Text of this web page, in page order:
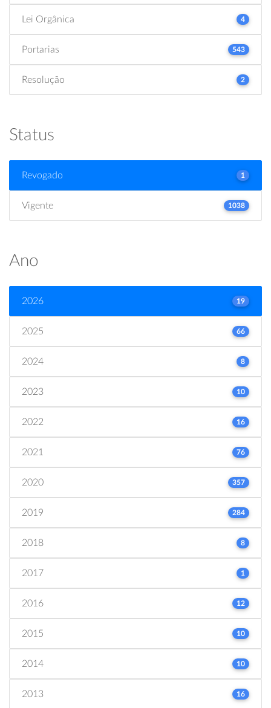
Lei Orgânica 4
Portarias 543
Resolução 2
Status
Revogado 1
Vigente 1038
Ano
2026 19
2025 66
2024 8
2023 10
2022 16
2021 76
2020 357
2019 284
2018 8
2017 1
2016 12
2015 10
2014 10
2013 16